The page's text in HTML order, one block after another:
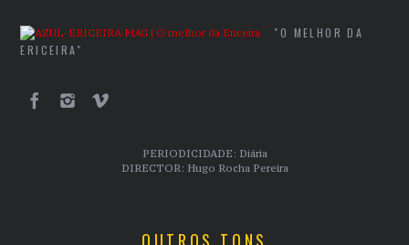
"O MELHOR DA
ERICEIRA"
PERIODICIDADE: Diária
DIRECTOR: Hugo Rocha Pereira